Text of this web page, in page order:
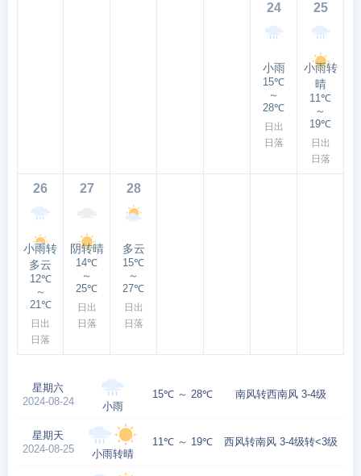
24
小雨
15℃
～
28℃
日出
日落
25
小雨转
晴
11℃
～
19℃
日出
日落
26
小雨转
多云
12℃
～
21℃
日出
日落
27
阴转晴
14℃
～
25℃
日出
日落
28
多云
15℃
～
27℃
日出
日落
星期六
2024-08-24
小雨
15℃ ～ 28℃ 南风转西南风 3-4级
星期天
2024-08-25
小雨转晴
11℃ ～ 19℃ 西风转南风 3-4级转<3级